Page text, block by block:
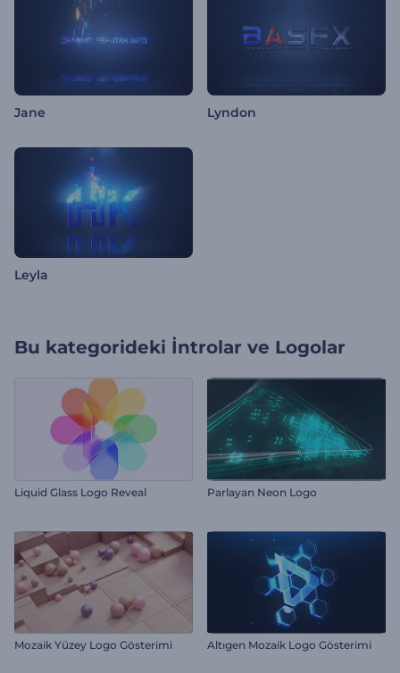
Jane Lyndon
Leyla
Bu kategorideki İntrolar ve Logolar
Liquid Glass Logo Reveal Parlayan Neon Logo
Mozaik Yüzey Logo Gösterimi Altıgen Mozaik Logo Gösterimi